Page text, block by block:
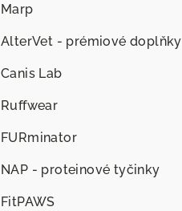
Marp
AlterVet - prémiové doplňky
Canis Lab
Ruffwear
FURminator
NAP - proteinové tyčinky
FitPAWS